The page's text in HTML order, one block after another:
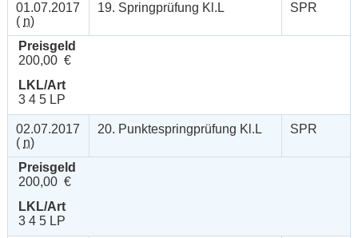
01.07.2017
( n)
19. Springprüfung Kl.L SPR
Preisgeld
200,00 €
LKL/Art
3 4 5 LP
02.07.2017
( n)
20. Punktespringprüfung Kl.L SPR
Preisgeld
200,00 €
LKL/Art
3 4 5 LP